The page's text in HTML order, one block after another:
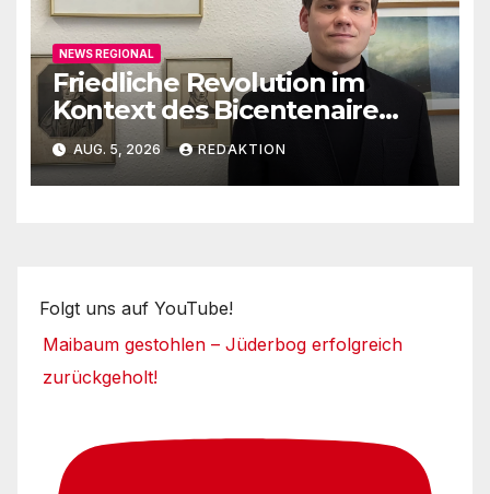
NEWS REGIONAL
Friedliche Revolution im
Kontext des Bicentenaire
1789-1989
AUG. 5, 2026 REDAKTION
Folgt uns auf YouTube!
Maibaum gestohlen – Jüderbog erfolgreich
zurückgeholt!